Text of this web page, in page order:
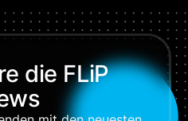
die FLiP